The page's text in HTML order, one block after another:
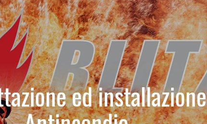
ed installazione